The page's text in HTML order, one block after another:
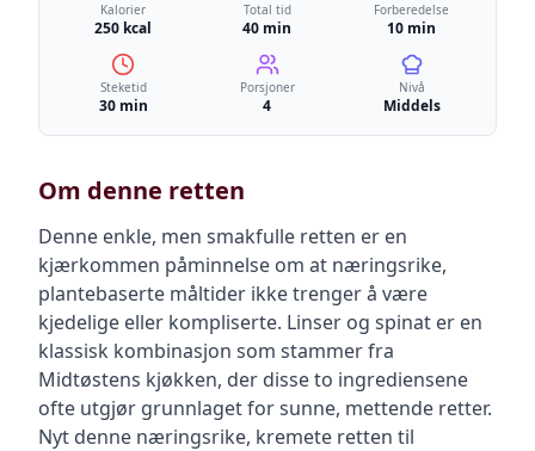
Kalorier
250 kcal
Total tid
40 min
Forberedelse
10 min
Steketid
30 min
Porsjoner
4
Nivå
Middels
Om denne retten
Denne enkle, men smakfulle retten er en
kjærkommen påminnelse om at næringsrike,
plantebaserte måltider ikke trenger å være
kjedelige eller kompliserte. Linser og spinat er en
klassisk kombinasjon som stammer fra
Midtøstens kjøkken, der disse to ingrediensene
ofte utgjør grunnlaget for sunne, mettende retter.
Nyt denne næringsrike, kremete retten til